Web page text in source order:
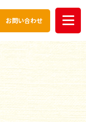
お問い合わせ